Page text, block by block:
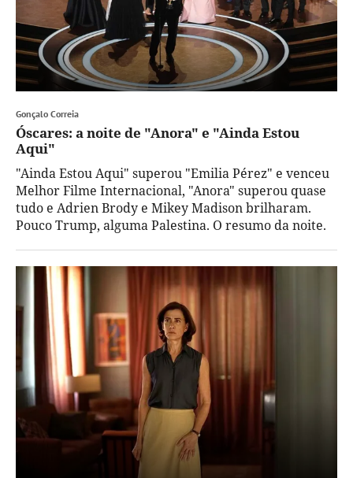
Gonçalo Correia
Óscares: a noite de "Anora" e "Ainda Estou
Aqui"
"Ainda Estou Aqui" superou "Emilia Pérez" e venceu
Melhor Filme Internacional, "Anora" superou quase
tudo e Adrien Brody e Mikey Madison brilharam.
Pouco Trump, alguma Palestina. O resumo da noite.